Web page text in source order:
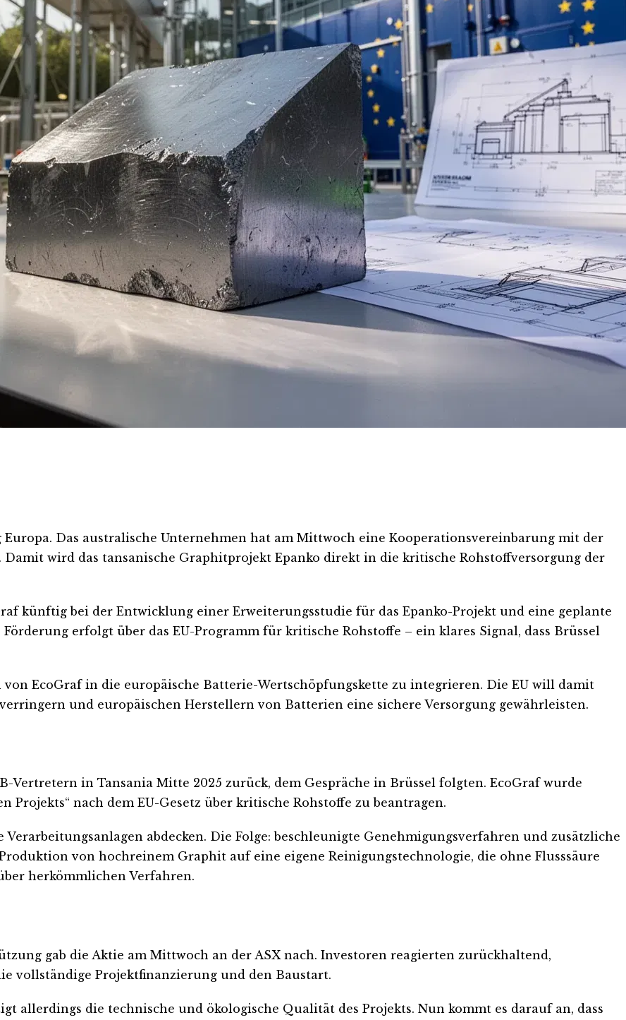
Das australische Unternehmen hat am Mittwoch eine Kooperationsvereinbarung mit der
wird das tansanische Graphitprojekt Epanko direkt in die kritische Rohstoffversorgung der
künftig bei der Entwicklung einer Erweiterungsstudie für das Epanko-Projekt und eine geplante
erfolgt über das EU-Programm für kritische Rohstoffe – ein klares Signal, dass Brüssel
EcoGraf in die europäische Batterie-Wertschöpfungskette zu integrieren. Die EU will damit
und europäischen Herstellern von Batterien eine sichere Versorgung gewährleisten.
Vertretern in Tansania Mitte 2025 zurück, dem Gespräche in Brüssel folgten. EcoGraf wurde
Projekts“ nach dem EU-Gesetz über kritische Rohstoffe zu beantragen.
abdecken. Die Folge: beschleunigte Genehmigungsverfahren und zusätzliche
von hochreinem Graphit auf eine eigene Reinigungstechnologie, die ohne Flusssäure
herkömmlichen Verfahren.
gab die Aktie am Mittwoch an der ASX nach. Investoren reagierten zurückhaltend,
vollständige Projektfinanzierung und den Baustart.
allerdings die technische und ökologische Qualität des Projekts. Nun kommt es darauf an, dass